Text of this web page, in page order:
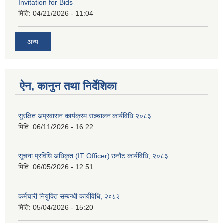
Invitation for Bids
मिति: 04/21/2026 - 11:04
अन्य
ऐन, कानुन तथा निर्देशिका
सुरक्षित अप्रवासन कार्यक्रम सञ्चालन कार्यविधि २०८३
मिति: 06/11/2026 - 16:22
सूचना प्रविधि अधिकृत (IT Officer) छनौट कार्यविधि, २०८३
मिति: 06/05/2026 - 12:51
कर्मचारी नियुक्ति सम्बन्धी कार्यविधि, २०८२
मिति: 05/04/2026 - 15:20